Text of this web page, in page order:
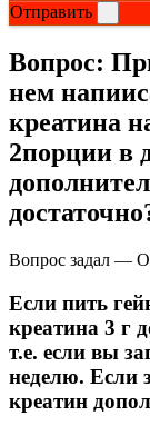
Отправить
Вопрос:
нем
креатина
2порции в
Вопрос задал —
Если пить
креатина 3 г
т.е. если вы
неделю. Если
креатин